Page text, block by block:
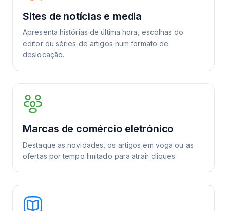
Sites de notícias e media
Apresenta histórias de última hora, escolhas do
editor ou séries de artigos num formato de
deslocação.
Marcas de comércio eletrónico
Destaque as novidades, os artigos em voga ou as
ofertas por tempo limitado para atrair cliques.